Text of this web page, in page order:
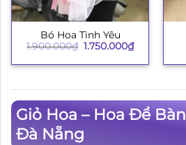
Bó Hoa Tình Yêu
1.900.000₫ Giá
là:
1.750.000₫Giá
hiện
tại
Giỏ Hoa – Hoa Để
Đà Nẵng